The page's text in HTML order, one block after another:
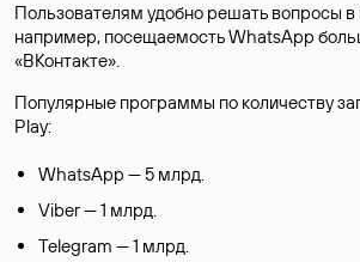
Пользователям удобно решать вопросы
например, посещаемость WhatsApp
«ВКонтакте».
Популярные программы по количеству
Play:
WhatsApp — 5 млрд.
Viber — 1 млрд.
Telegram — 1 млрд.